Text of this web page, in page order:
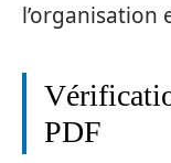
l’organisation
PDF